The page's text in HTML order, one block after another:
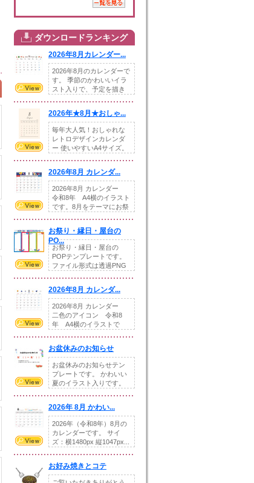
ダウンロードランキング
2026年8月カレンダー...
2026年8月のカレンダーで
す。 季節のかわいいイラ
スト入りで、予定を描き
2026年★8月★おしゃ...
毎年大人気！おしゃれな
レトロデザインカレンダ
ー 使いやすいA4サイズ。
2026年8月 カレンダ...
2026年8月 カレンダー
令和8年 A4横のイラスト
です。8月をテーマにお祭
お祭り・縁日・屋台の
PO...
お祭り・縁日・屋台の
POPテンプレートです。
ファイル形式は透過PNG
2026年8月 カレンダ...
2026年8月 カレンダー
二色のアイコン 令和8
年 A4横のイラストで
お盆休みのお知らせ
お盆休みのお知らせテン
プレートです。 かわいい
夏のイラスト入りです。
2026年 8月 かわい...
2026年（令和8年）8月の
カレンダーです。 サイ
ズ：横1480px 縦1047px...
お好み焼きとコテ